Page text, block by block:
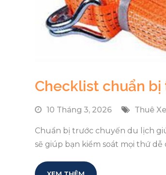
Checklist chuẩn
10 Tháng 3, 2026 Thuê
Chuẩn bị trước chuyến du lịch
sẽ giúp bạn kiểm soát mọi thứ